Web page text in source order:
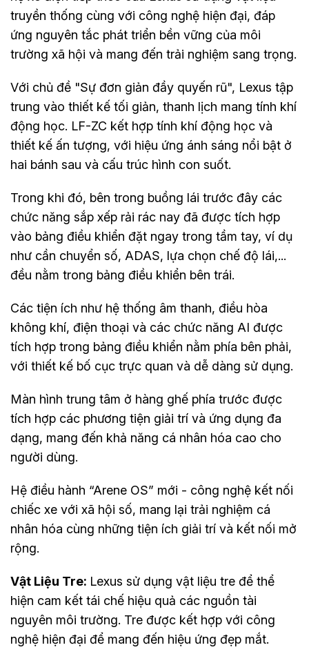
truyền thống cùng với công nghệ hiện đại, đáp
ứng nguyên tắc phát triển bền vững của môi
trường xã hội và mang đến trải nghiệm sang trọng.
Với chủ đề "Sự đơn giản đầy quyến rũ", Lexus tập
trung vào thiết kế tối giản, thanh lịch mang tính khí
động học. LF-ZC kết hợp tính khí động học và
thiết kế ấn tượng, với hiệu ứng ánh sáng nổi bật ở
hai bánh sau và cấu trúc hình con suốt.
Trong khi đó, bên trong buồng lái trước đây các
chức năng sắp xếp rải rác nay đã được tích hợp
vào bảng điều khiển đặt ngay trong tầm tay, ví dụ
như cần chuyển số, ADAS, lựa chọn chế độ lái,...
đều nằm trong bảng điều khiển bên trái.
Các tiện ích như hệ thống âm thanh, điều hòa
không khí, điện thoại và các chức năng AI được
tích hợp trong bảng điều khiển nằm phía bên phải,
với thiết kế bố cục trực quan và dễ dàng sử dụng.
Màn hình trung tâm ở hàng ghế phía trước được
tích hợp các phương tiện giải trí và ứng dụng đa
dạng, mang đến khả năng cá nhân hóa cao cho
người dùng.
Hệ điều hành “Arene OS” mới - công nghệ kết nối
chiếc xe với xã hội số, mang lại trải nghiệm cá
nhân hóa cùng những tiện ích giải trí và kết nối mở
rộng.
Vật Liệu Tre: Lexus sử dụng vật liệu tre để thể
hiện cam kết tái chế hiệu quả các nguồn tài
nguyên môi trường. Tre được kết hợp với công
nghệ hiện đại để mang đến hiệu ứng đẹp mắt.